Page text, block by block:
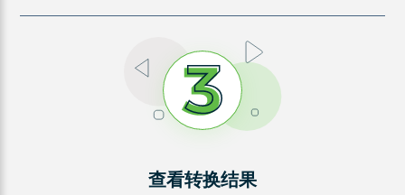
查看转换结果